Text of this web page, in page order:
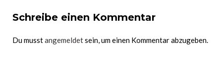
Schreibe einen Kommentar
Du musstangemeldetsein, um einen Kommentar abzugeben.